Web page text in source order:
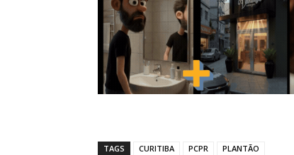
TAGS CURITIBA PCPR PLANTÃO